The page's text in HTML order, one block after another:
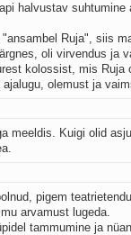
halvustav suhtumine
Ruja", siis
oli virvendus ja
kolossist, mis Ruja
ajalugu, olemust ja
meeldis. Kuigi olid
pigem
arvamust lugeda.
tammumine ja